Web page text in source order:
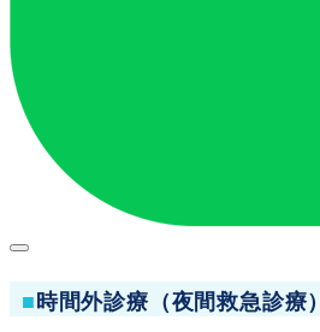
■ 時間外診療（夜間救急診療）